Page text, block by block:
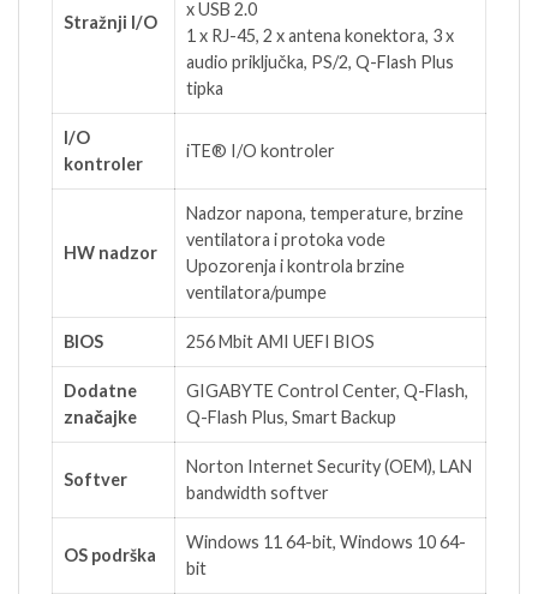
Stražnji I/O
x USB 2.0
1 x RJ-45, 2 x antena konektora, 3 x
audio priključka, PS/2, Q-Flash Plus
tipka
I/O
kontroler
iTE® I/O kontroler
HW nadzor
Nadzor napona, temperature, brzine
ventilatora i protoka vode
Upozorenja i kontrola brzine
ventilatora/pumpe
BIOS 256 Mbit AMI UEFI BIOS
Dodatne
značajke
GIGABYTE Control Center, Q-Flash,
Q-Flash Plus, Smart Backup
Softver
Norton Internet Security (OEM), LAN
bandwidth softver
OS podrška
Windows 11 64-bit, Windows 10 64-
bit